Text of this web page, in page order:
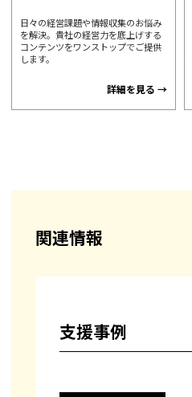
日々の経営課題や情報収集のお悩み
を解決。貴社の経営力を底上げする
コンテンツをワンストップでご提供
します。
詳細を見る
関連情報
支援事例